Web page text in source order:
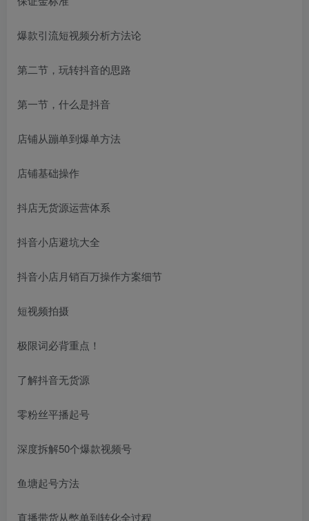
爆款引流短视频分析方法论
第二节，玩转抖音的思路
第一节，什么是抖音
店铺从蹦单到爆单方法
店铺基础操作
抖店无货源运营体系
抖音小店避坑大全
抖音小店月销百万操作方案细节
短视频拍摄
极限词必背重点！
了解抖音无货源
零粉丝平播起号
深度拆解50个爆款视频号
鱼塘起号方法
直播带货从憋单到转化全过程